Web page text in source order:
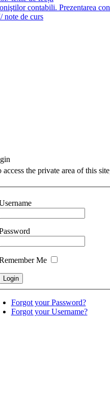
contabili. Prezentarea
note de curs
access the private area of this
Me
Forgot your Password?
Forgot your Username?